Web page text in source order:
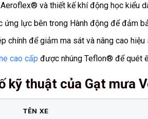
và thiết kế khí động học kiểu
ứng lực bên trong Hành động để đảm
chính để giảm ma sát và nâng cao
cao cấp được nhúng Teflon® để quét
kỹ thuật của Gạt mưa
TÊN XE